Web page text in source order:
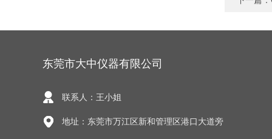
东莞市大中仪器有限公司
联系人：王小姐
地址：东莞市万江区新和管理区港口大道旁